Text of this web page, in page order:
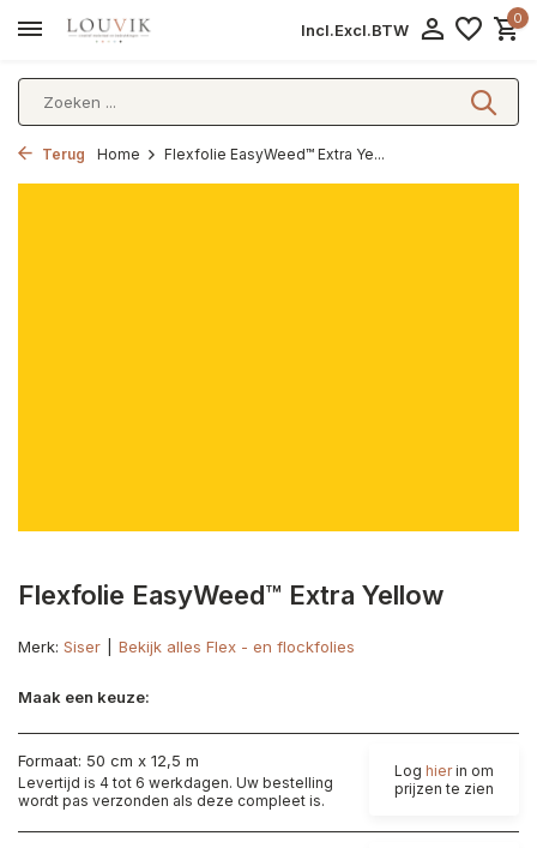
Incl.Excl.BTW
0
Terug Home Flexfolie EasyWeed™ Extra Ye...
Flexfolie EasyWeed™ Extra Yellow
Merk: Siser Bekijk alles Flex - en flockfolies
Maak een keuze:
Formaat: 50 cm x 12,5 m
Levertijd is 4 tot 6 werkdagen. Uw bestelling
wordt pas verzonden als deze compleet is.
Log hierin om
prijzen te zien